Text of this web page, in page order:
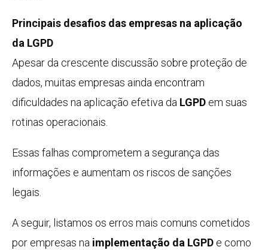
Principais desafios das empresas na aplicação
da LGPD
Apesar da crescente discussão sobre proteção de
dados, muitas empresas ainda encontram
dificuldades na aplicação efetiva da LGPD em suas
rotinas operacionais.
Essas falhas comprometem a segurança das
informações e aumentam os riscos de sanções
legais.
A seguir, listamos os erros mais comuns cometidos
por empresas na implementação da LGPD e como